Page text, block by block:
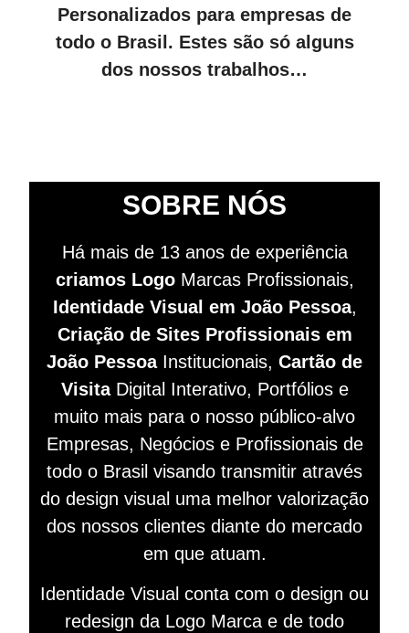
Personalizados para empresas de
todo o Brasil. Estes são só alguns
dos nossos trabalhos…
SOBRE NÓS
Há mais de 13 anos de experiência
criamos LogoMarcas Profissionais,
Identidade Visual em João Pessoa,
Criação de Sites Profissionais em
João Pessoa Institucionais, Cartão de
VisitaDigital Interativo, Portfólios e
muito mais para o nosso público-alvo
Empresas, Negócios e Profissionais de
todo o Brasil visando transmitir através
do design visual uma melhor valorização
dos nossos clientes diante do mercado
em que atuam.
Identidade Visual conta com o design ou
redesign da Logo Marca e de todo